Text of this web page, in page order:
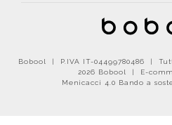
Bobool | P.IVA IT-04499780486 |
2026 Bobool |
E-
Menicacci 4.0 Bando a